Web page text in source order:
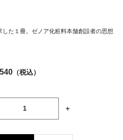
た１冊。ゼノア化粧料本舗創設者の思想
（税込）